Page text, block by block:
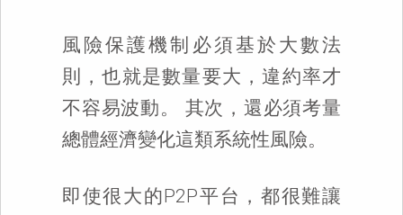
風險保護機制必須基於大數法
則，也就是數量要大，違約率才
不容易波動。 其次，還必須考量
總體經濟變化這類系統性風險。
即使很大的P2P平台，都很難讓